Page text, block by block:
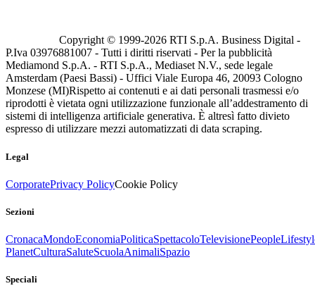
Copyright © 1999-2026 RTI S.p.A. Business Digital -
P.Iva 03976881007 - Tutti i diritti riservati - Per la pubblicità
Mediamond S.p.A. - RTI S.p.A., Mediaset N.V., sede legale
Amsterdam (Paesi Bassi) - Uffici Viale Europa 46, 20093 Cologno
Monzese (MI)Rispetto ai contenuti e ai dati personali trasmessi e/o
riprodotti è vietata ogni utilizzazione funzionale all’addestramento di
sistemi di intelligenza artificiale generativa. È altresì fatto divieto
espresso di utilizzare mezzi automatizzati di data scraping.
Legal
CorporatePrivacy PolicyCookie Policy
Sezioni
CronacaMondoEconomiaPoliticaSpettacoloTelevisionePeople
PlanetCulturaSaluteScuolaAnimaliSpazio
Speciali